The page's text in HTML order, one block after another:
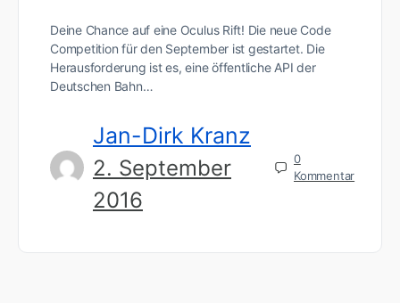
Deine Chance auf eine Oculus Rift! Die neue Code
Competition für den September ist gestartet. Die
Herausforderung ist es, eine öffentliche API der
Deutschen Bahn…
Jan-Dirk Kranz
2. September
2016
0
Kommentar